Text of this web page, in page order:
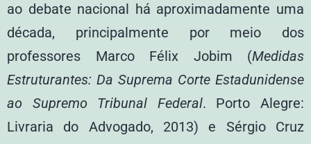
ao debate nacional há aproximadamente uma
década, principalmente por meio dos
professores Marco Félix Jobim (Medidas
Estruturantes: Da Suprema Corte Estadunidense
ao Supremo Tribunal Federal. Porto Alegre:
Livraria do Advogado, 2013) e Sérgio Cruz